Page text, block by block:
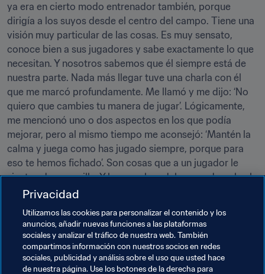
ya era en cierto modo entrenador también, porque
dirigía a los suyos desde el centro del campo. Tiene una
visión muy particular de las cosas. Es muy sensato,
conoce bien a sus jugadores y sabe exactamente lo que
necesitan. Y nosotros sabemos que él siempre está de
nuestra parte. Nada más llegar tuve una charla con él
que me marcó profundamente. Me llamó y me dijo: ‘No
quiero que cambies tu manera de jugar’. Lógicamente,
me mencionó uno o dos aspectos en los que podía
mejorar, pero al mismo tiempo me aconsejó: ‘Mantén la
calma y juega como has jugado siempre, porque para
eso te hemos fichado’. Son cosas que a un jugador le
sientan de maravilla. Y hoy por hoy debo agradecerle el
hecho de seguir progresando como futbolista".
FIFA.com
"Admiro mucho a Guardiola y es un técnico con el que
me gustaría trabajar". Neymar (Brasil, FC Barcelona), en
una entrevista a Red Bull
Privacidad
Utilizamos las cookies para personalizar el contenido y los
anuncios, añadir nuevas funciones a las plataformas
sociales y analizar el tráfico de nuestra web. También
compartimos información con nuestros socios en redes
sociales, publicidad y análisis sobre el uso que usted hace
de nuestra página. Use los botones de la derecha para